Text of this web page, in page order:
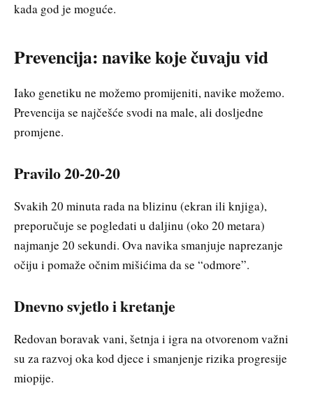
kada god je moguće.
Prevencija: navike koje čuvaju vid
Iako genetiku ne možemo promijeniti, navike možemo.
Prevencija se najčešće svodi na male, ali dosljedne
promjene.
Pravilo 20-20-20
Svakih 20 minuta rada na blizinu (ekran ili knjiga),
preporučuje se pogledati u daljinu (oko 20 metara)
najmanje 20 sekundi. Ova navika smanjuje naprezanje
očiju i pomaže očnim mišićima da se “odmore”.
Dnevno svjetlo i kretanje
Redovan boravak vani, šetnja i igra na otvorenom važni
su za razvoj oka kod djece i smanjenje rizika progresije
miopije.